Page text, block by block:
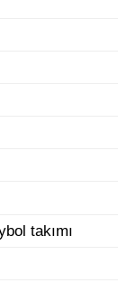
takımı